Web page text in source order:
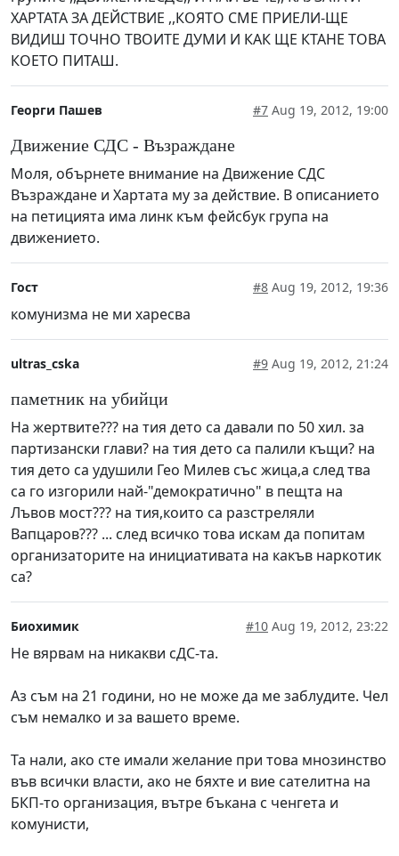
ХАРТАТА ЗА ДЕЙСТВИЕ ,,КОЯТО СМЕ ПРИЕЛИ-ЩЕ
ВИДИШ ТОЧНО ТВОИТЕ ДУМИ И КАК ЩЕ КТАНЕ ТОВА
КОЕТО ПИТАШ.
Георги Пашев #7 Aug 19, 2012, 19:00
Движение СДС - Възраждане
Моля, обърнете внимание на Движение СДС
Възраждане и Хартата му за действие. В описанието
на петицията има линк към фейсбук група на
движението.
Гост #8 Aug 19, 2012, 19:36
комунизма не ми харесва
ultras_cska #9 Aug 19, 2012, 21:24
паметник на убийци
На жертвите??? на тия дето са давали по 50 хил. за
партизански глави? на тия дето са палили къщи? на
тия дето са удушили Гео Милев със жица,а след тва
са го изгорили най-"демократично" в пещта на
Лъвов мост??? на тия,които са разстреляли
Вапцаров??? ... след всичко това искам да попитам
организаторите на инициативата на какъв наркотик
са?
Биохимик #10 Aug 19, 2012, 23:22
Не вярвам на никакви сДС-та.
Аз съм на 21 години, но не може да ме заблудите. Чел
съм немалко и за вашето време.
Та нали, ако сте имали желание при това мнозинство
във всички власти, ако не бяхте и вие сателитна на
БКП-то организация, вътре бъкана с ченгета и
комунисти,